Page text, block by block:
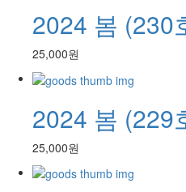
2024 봄 (230
25,000원
2024 봄 (229
25,000원